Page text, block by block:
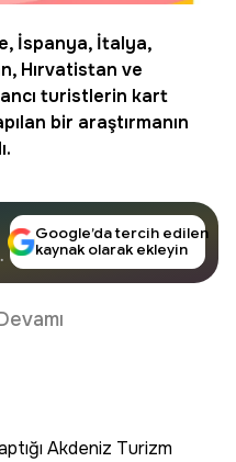
İspanya, İtalya,
Hırvatistan ve
turistlerin kart
bir araştırmanın
Google’da tercih edilen
kaynak olarak ekleyin
Akdeniz Turizm